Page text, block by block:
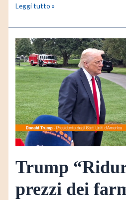
Leggi tutto »
Trump
prezzi dei
Trump
“Ridurremo
i
prezzi
dei
farmaci
del
100%”